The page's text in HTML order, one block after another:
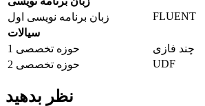
زبان برنامه نویسی اول
FLUENT
سیالات
حوزه تخصصی 1
چند فازی
حوزه تخصصی 2
UDF
نظر بدهید